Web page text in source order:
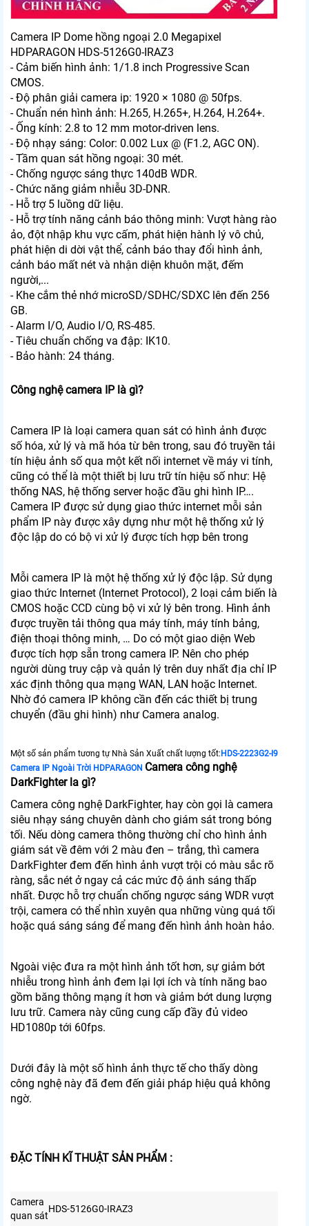
Camera IP Dome hồng ngoại 2.0 Megapixel
HDPARAGON HDS-5126G0-IRAZ3
- Cảm biến hình ảnh: 1/1.8 inch Progressive Scan
CMOS.
- Độ phân giải camera ip: 1920 × 1080 @ 50fps.
- Chuẩn nén hình ảnh: H.265, H.265+, H.264, H.264+.
- Ống kính: 2.8 to 12 mm motor-driven lens.
- Độ nhạy sáng: Color: 0.002 Lux @ (F1.2, AGC ON).
- Tầm quan sát hồng ngoại: 30 mét.
- Chống ngược sáng thực 140dB WDR.
- Chức năng giảm nhiễu 3D-DNR.
- Hỗ trợ 5 luồng dữ liệu.
- Hỗ trợ tính năng cảnh báo thông minh: Vượt hàng rào
ảo, đột nhập khu vực cấm, phát hiện hành lý vô chủ,
phát hiện di dời vật thể, cảnh báo thay đổi hình ảnh,
cảnh báo mất nét và nhận diện khuôn mặt, đếm
người,...
- Khe cắm thẻ nhớ microSD/SDHC/SDXC lên đến 256
GB.
- Alarm I/O, Audio I/O, RS-485.
- Tiêu chuẩn chống va đập: IK10.
- Bảo hành: 24 tháng.
Công nghệ camera IP là gì?
Camera IP là loại camera quan sát có hình ảnh được
số hóa, xử lý và mã hóa từ bên trong, sau đó truyền tải
tín hiệu ảnh số qua một kết nối internet về máy vi tính,
cũng có thể là một thiết bị lưu trữ tín hiệu số như: Hệ
thống NAS, hệ thống server hoặc đầu ghi hình IP….
Camera IP được sử dụng giao thức internet mỗi sản
phẩm IP này được xây dựng như một hệ thống xử lý
độc lập do có bộ vi xử lý được tích hợp bên trong
Mỗi camera IP là một hệ thống xử lý độc lập. Sử dụng
giao thức Internet (Internet Protocol), 2 loại cảm biến là
CMOS hoặc CCD cùng bộ vi xử lý bên trong. Hình ảnh
được truyền tải thông qua máy tính, máy tính bảng,
điện thoại thông minh, … Do có một giao diện Web
được tích hợp sẵn trong camera IP. Nên cho phép
người dùng truy cập và quản lý trên duy nhất địa chỉ IP
xác định thông qua mạng WAN, LAN hoặc Internet.
Nhờ đó camera IP không cần đến các thiết bị trung
chuyển (đầu ghi hình) như Camera analog.
Một số sản phẩm tương tự Nhà Sản Xuất chất lượng tốt: HDS-2223G2-I9
Camera IP Ngoài Trời HDPARAGON Camera công nghệ
DarkFighter la gì?
Camera công nghệ DarkFighter, hay còn gọi là camera
siêu nhạy sáng chuyên dành cho giám sát trong bóng
tối. Nếu dòng camera thông thường chỉ cho hình ảnh
giám sát về đêm với 2 màu đen – trắng, thì camera
DarkFighter đem đến hình ảnh vượt trội có màu sắc rõ
ràng, sắc nét ở ngay cả các mức độ ánh sáng thấp
nhất. Được hỗ trợ chuẩn chống ngược sáng WDR vượt
trội, camera có thể nhìn xuyên qua những vùng quá tối
hoặc quá sáng sáng để mang đến hình ảnh hoàn hảo.
Ngoài việc đưa ra một hình ảnh tốt hơn, sự giảm bớt
nhiễu trong hình ảnh đem lại lợi ích và tính năng bao
gồm băng thông mạng ít hơn và giảm bớt dung lượng
lưu trữ. Camera này cũng cung cấp đầy đủ video
HD1080p tới 60fps.
Dưới đây là một số hình ảnh thực tế cho thấy dòng
công nghệ này đã đem đến giải pháp hiệu quả không
ngờ.
ĐẶC TÍNH KĨ THUẬT SẢN PHẨM :
Camera
quan sát
HDS-5126G0-IRAZ3